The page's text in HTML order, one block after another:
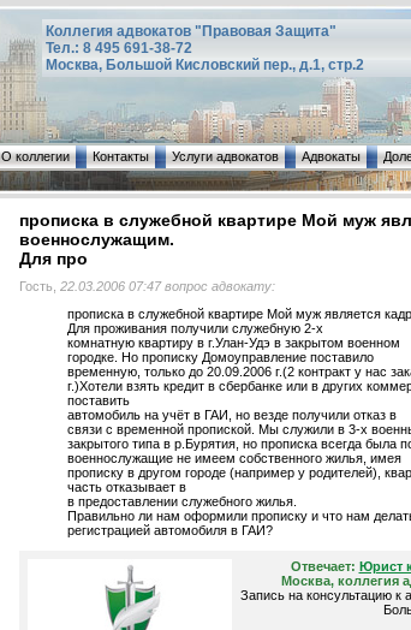
Коллегия адвокатов "Правовая Защита"
Тел.: 8 495 691-38-72
Москва, Большой Кисловский пер., д.1, стр.2
О коллегии Контакты Услуги адвокатов Адвокаты
прописка в служебной квартире Мой муж
военнослужащим.
Для про
Гость, 22.03.2006 07:47 вопрос адвокату:
прописка в служебной квартире Мой муж является
Для проживания получили служебную 2-х
комнатную квартиру в г.Улан-Удэ в закрытом военном
городке. Но прописку Домоуправление поставило
временную, только до 20.09.2006 г.(2 контракт у нас
г.)Хотели взять кредит в сбербанке или в других
поставить
автомобиль на учёт в ГАИ, но везде получили отказ в
связи с временной пропиской. Мы служили в 3-х
закрытого типа в р.Бурятия, но прописка всегда была
военнослужащие не имеем собственного жилья, имея
прописку в другом городе (например у родителей),
часть отказывает в
в предоставлении служебного жилья.
Правильно ли нам оформили прописку и что нам
регистрацией автомобиля в ГАИ?
Отвечает: Юрист
Москва, коллегия
Запись на консультацию к